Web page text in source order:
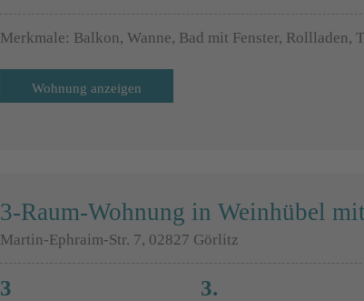
Merkmale: Balkon, Wanne, Bad mit Fenster, Rollladen,
Wohnung anzeigen
3-Raum-Wohnung in Weinhübel
Martin-Ephraim-Str. 7, 02827 Görlitz
3 3.